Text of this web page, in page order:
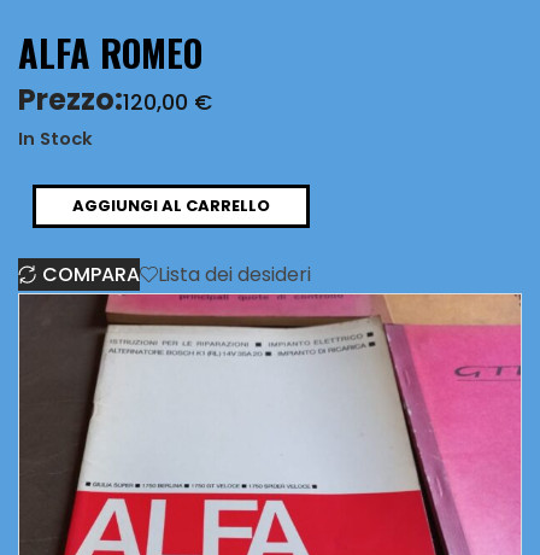
ALFA ROMEO
Prezzo:120,00 €
In Stock
quantità
AGGIUNGI AL CARRELLO
COMPARA Lista dei desideri